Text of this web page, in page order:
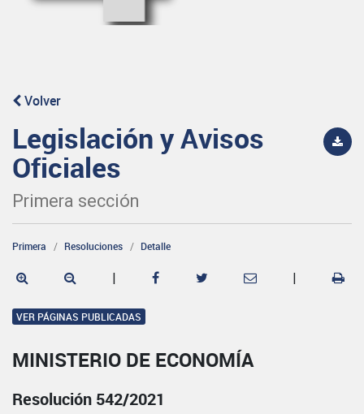
Volver
Legislación y Avisos
Oficiales
Primera sección
Primera Resoluciones Detalle
| |
VER PÁGINAS PUBLICADAS
MINISTERIO DE ECONOMÍA
Resolución 542/2021